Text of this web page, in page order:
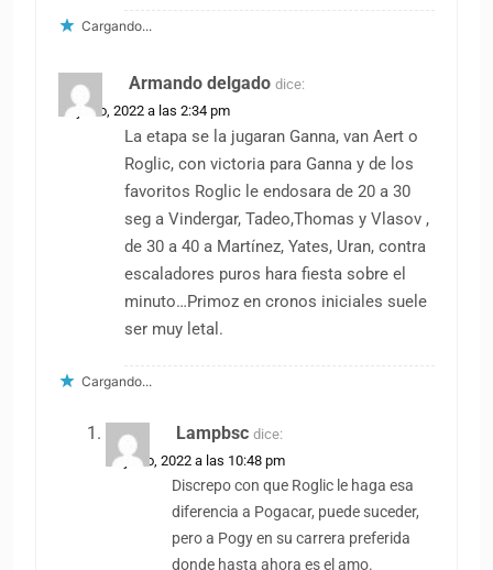
Cargando...
Armando delgado dice:
30 junio, 2022 a las 2:34 pm
La etapa se la jugaran Ganna, van Aert o
Roglic, con victoria para Ganna y de los
favoritos Roglic le endosara de 20 a 30
seg a Vindergar, Tadeo,Thomas y Vlasov ,
de 30 a 40 a Martínez, Yates, Uran, contra
escaladores puros hara fiesta sobre el
minuto…Primoz en cronos iniciales suele
ser muy letal.
Cargando...
Lampbsc dice:
30 junio, 2022 a las 10:48 pm
Discrepo con que Roglic le haga esa
diferencia a Pogacar, puede suceder,
pero a Pogy en su carrera preferida
donde hasta ahora es el amo.